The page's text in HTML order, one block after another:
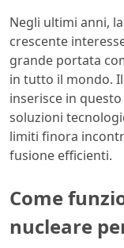
Negli ultimi anni,
crescente
grande portata
in tutto il mondo. Il
inserisce in
soluzioni
limiti finora
fusione efficienti.
Come
nucleare